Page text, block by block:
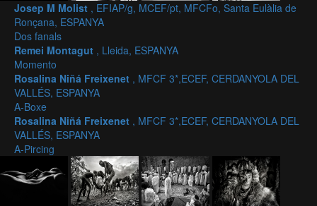
Josep M Molist , EFIAP/g, MCEF/pt, MFCFo, Santa Eulàlia de
Ronçana, ESPANYA
Dos fanals
Remei Montagut , Lleida, ESPANYA
Momento
Rosalina Niñá Freixenet , MFCF 3*,ECEF, CERDANYOLA DEL
VALLÉS, ESPANYA
A-Boxe
Rosalina Niñá Freixenet , MFCF 3*,ECEF, CERDANYOLA DEL
VALLÉS, ESPANYA
A-Pircing